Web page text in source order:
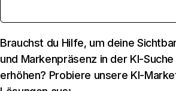
Brauchst du Hilfe, um deine
und Markenpräsenz in der KI-Suche
erhöhen? Probiere unsere KI-